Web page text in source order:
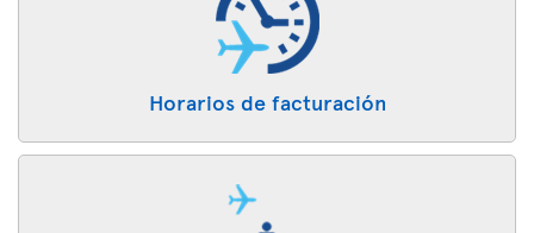
Horarios de facturación